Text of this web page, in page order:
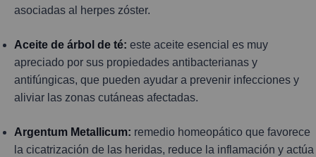
asociadas al herpes zóster.
Aceite de árbol de té: este aceite esencial es muy
apreciado por sus propiedades antibacterianas y
antifúngicas, que pueden ayudar a prevenir infecciones y
aliviar las zonas cutáneas afectadas.
Argentum Metallicum: remedio homeopático que favorece
la cicatrización de las heridas, reduce la inflamación y actúa